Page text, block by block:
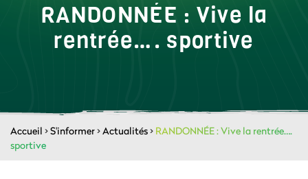
RANDONNÉE : Vive la
rentrée…. sportive
Accueil >S'informer>Actualités> RANDONNÉE : Vive la rentrée….
sportive